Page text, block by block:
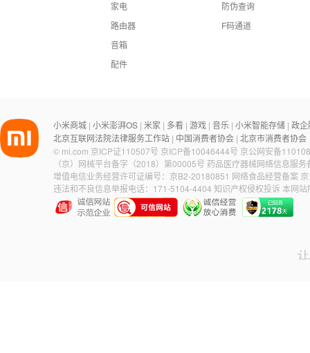
家电
路由器
音箱
配件
防伪查询
F码通道
小米商城 小米澎湃OS 米家 多看 游戏 音乐 小米智能存储 政企
北京互联网法院法律服务工作站 中国消费者协会 北京市消费者协会
© mi.com 京ICP证110507号 京ICP备10046444号 京公网安备
（京）网械平台备字（2018）第00005号 药品医疗器械网络信息服
增值电信业务经营许可证编号：京B2-20180851 网络食品经营备案
违法和不良信息举报电话：171-5104-4404 知识产权侵权投诉 本网